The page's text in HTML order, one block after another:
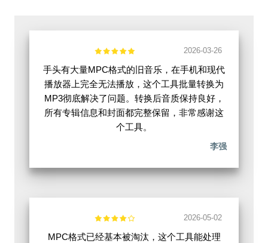
2026-03-26
手头有大量MPC格式的旧音乐，在手机和现代
播放器上完全无法播放，这个工具批量转换为
MP3彻底解决了问题。转换后音质保持良好，
所有专辑信息和封面都完整保留，非常感谢这
个工具。
李强
2026-05-02
MPC格式已经基本被淘汰，这个工具能处理